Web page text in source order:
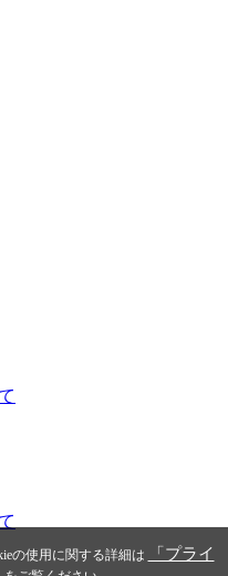
の使用に関する詳細は
「プライ